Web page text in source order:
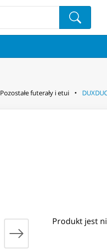
Pozostałe futerały i etui
Produkt jest